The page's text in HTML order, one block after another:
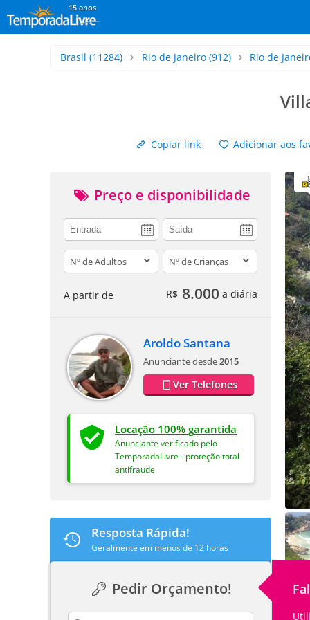
15 anos
Brasil (11284) Rio de Janeiro(912) Rio de
Copiar link
Adicionar aos
Preço e disponibilidade
adults children
A partir de R$ 8.000 a diária
Aroldo Santana
Anunciante desde2015
Ver Telefones
Locação 100% garantida
Anunciante verificado pelo
TemporadaLivre - proteção total
antifraude
Resposta Rápida!
Geralmente em menos de 12 horas
Pedir Orçamento!